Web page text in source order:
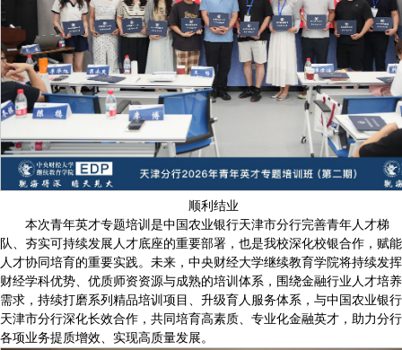
顺利结业
本次青年英才专题培训是中国农业银行天津市分行完善青年人才梯
队、夯实可持续发展人才底座的重要部署，也是我校深化校银合作，赋能
人才协同培育的重要实践。未来，中央财经大学继续教育学院将持续发挥
财经学科优势、优质师资资源与成熟的培训体系，围绕金融行业人才培养
需求，持续打磨系列精品培训项目、升级育人服务体系，与中国农业银行
天津市分行深化长效合作，共同培育高素质、专业化金融英才，助力分行
各项业务提质增效、实现高质量发展。